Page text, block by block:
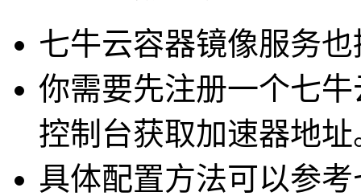
七牛云容器镜像服务
你需要先注册一个七
控制台获取加速器地址
具体配置方法可以参